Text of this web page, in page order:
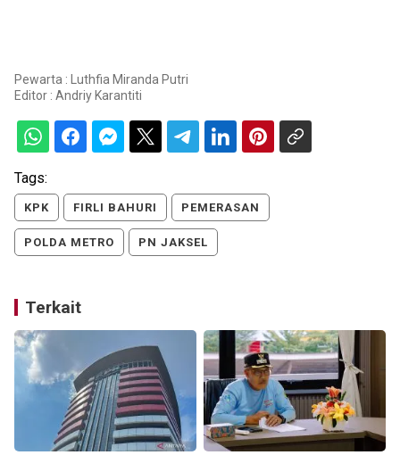
Pewarta : Luthfia Miranda Putri
Editor : Andriy Karantiti
Tags:
KPK FIRLI BAHURI PEMERASAN
POLDA METRO PN JAKSEL
Terkait